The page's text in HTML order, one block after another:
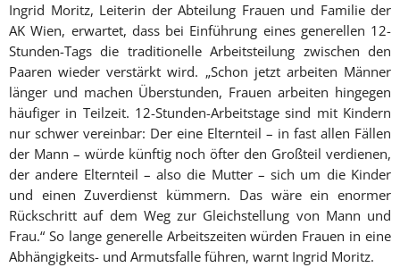
Ingrid Moritz, Leiterin der Abteilung Frauen und Familie der
AK Wien, erwartet, dass bei Einführung eines generellen 12-
Stunden-Tags die traditionelle Arbeitsteilung zwischen den
Paaren wieder verstärkt wird. „Schon jetzt arbeiten Männer
länger und machen Überstunden, Frauen arbeiten hingegen
häufiger in Teilzeit. 12-Stunden-Arbeitstage sind mit Kindern
nur schwer vereinbar: Der eine Elternteil – in fast allen Fällen
der Mann – würde künftig noch öfter den Großteil verdienen,
der andere Elternteil – also die Mutter – sich um die Kinder
und einen Zuverdienst kümmern. Das wäre ein enormer
Rückschritt auf dem Weg zur Gleichstellung von Mann und
Frau.“ So lange generelle Arbeitszeiten würden Frauen in eine
Abhängigkeits- und Armutsfalle führen, warnt Ingrid Moritz.